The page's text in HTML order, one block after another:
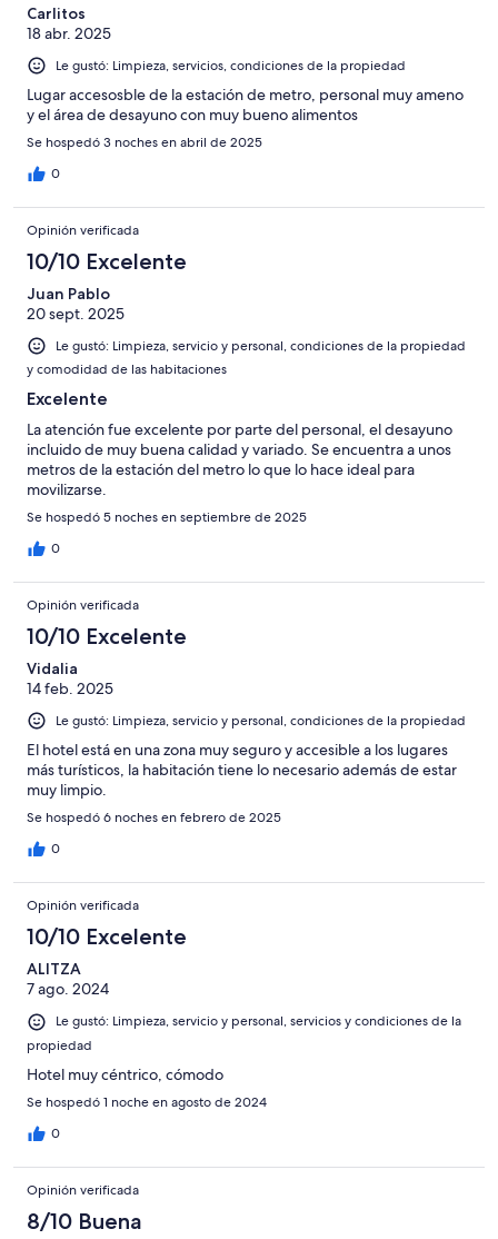
Carlitos
18 abr. 2025
Le gustó: Limpieza, servicios, condiciones de la propiedad
Lugar accesosble de la estación de metro, personal muy ameno
y el área de desayuno con muy bueno alimentos
Se hospedó 3 noches en abril de 2025
0
Opinión verificada
10/10 Excelente
Juan Pablo
20 sept. 2025
Le gustó: Limpieza, servicio y personal, condiciones de la propiedad
y comodidad de las habitaciones
Excelente
La atención fue excelente por parte del personal, el desayuno
incluido de muy buena calidad y variado. Se encuentra a unos
metros de la estación del metro lo que lo hace ideal para
movilizarse.
Se hospedó 5 noches en septiembre de 2025
0
Opinión verificada
10/10 Excelente
Vidalia
14 feb. 2025
Le gustó: Limpieza, servicio y personal, condiciones de la propiedad
El hotel está en una zona muy seguro y accesible a los lugares
más turísticos, la habitación tiene lo necesario además de estar
muy limpio.
Se hospedó 6 noches en febrero de 2025
0
Opinión verificada
10/10 Excelente
ALITZA
7 ago. 2024
Le gustó: Limpieza, servicio y personal, servicios y condiciones de la
propiedad
Hotel muy céntrico, cómodo
Se hospedó 1 noche en agosto de 2024
0
Opinión verificada
8/10 Buena